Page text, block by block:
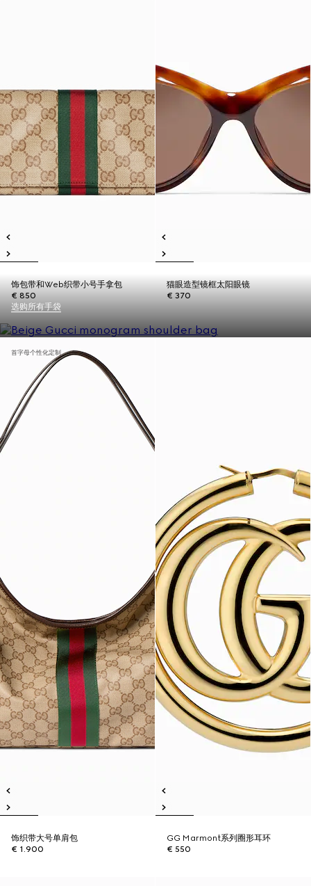
饰包带和Web织带小号手拿包
€ 850
猫眼造型镜框太阳眼镜
€ 370
选购所有手袋
首字母个性化定制
饰织带大号单肩包
€ 1.900
GG Marmont系列圈形耳环
€ 550